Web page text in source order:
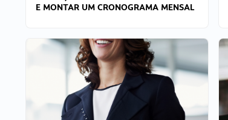
E MONTAR UM CRONOGRAMA MENSAL